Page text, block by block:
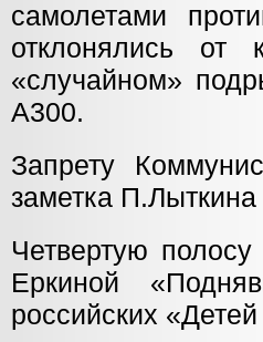
самолетами
отклонялись
«случайном»
А300.
Запрету
заметка
Четвертую
Еркиной
российских